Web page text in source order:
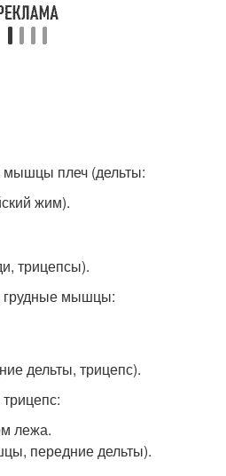
плеч (дельты:
жим).
трицепсы).
грудные мышцы:
дельты, трицепс).
лежа.
передние дельты).